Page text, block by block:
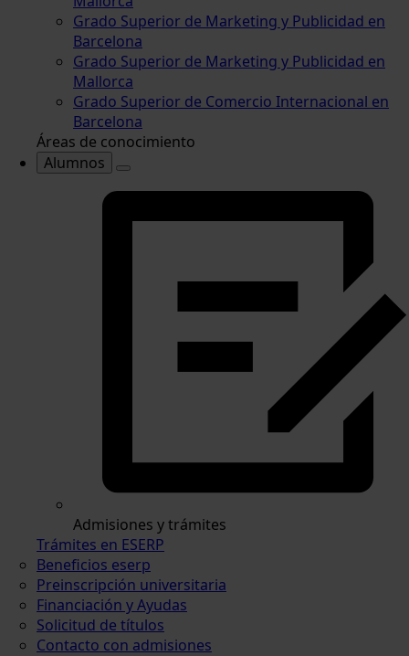
Grado Superior de Marketing y Publicidad en
Barcelona
Grado Superior de Marketing y Publicidad en
Mallorca
Grado Superior de Comercio Internacional en
Barcelona
Áreas de conocimiento
Alumnos
Admisiones y trámites
Trámites en ESERP
Beneficios eserp
Preinscripción universitaria
Financiación y Ayudas
Solicitud de títulos
Contacto con admisiones